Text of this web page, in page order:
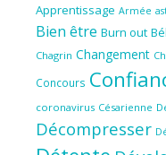
Apprentissage Armée
Bien être Burn out
Chagrin Changement
Concours
coronavirus Césarienne
Décompresser